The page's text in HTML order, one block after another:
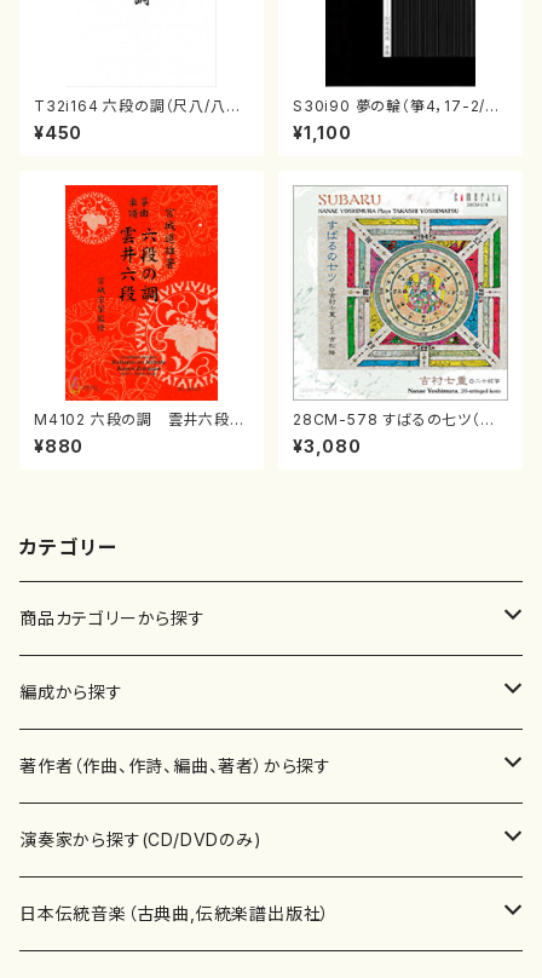
T32i164 六段の調（尺八/八橋
検校/楽譜）都山流公刊楽譜曲
番:1016
¥450
S30i90 夢の輪（箏4，17-2/沢
井比河流/楽譜）
¥1,100
M4102 六段の調 雲井六段
（箏/宮城道雄著・宮城宗家監修/
箏曲古典楽譜）
¥880
28CM-578 すばるの七ツ（二
十絃箏/クラリネット/ヴァイオリ
ン/チェロ/吉松 隆：/CD）
¥3,080
カテゴリー
商品カテゴリーから探す
楽譜
書籍
書籍
テキストブック
CD・DVD
チケット
編成から探す
邦楽器
箏・琴（ソロ）
箏・琴（合奏）
合唱
混声合唱
歌・声
著作者（作曲、作詩、編曲、著者）から探す
あ行
青木省三(アオキ ショウゾウ)
か行
演奏家から探す(CD/DVDのみ)
邦楽（箏、三味線、尺八等）演奏家
日本伝統音楽（古典曲,伝統楽譜出版社）